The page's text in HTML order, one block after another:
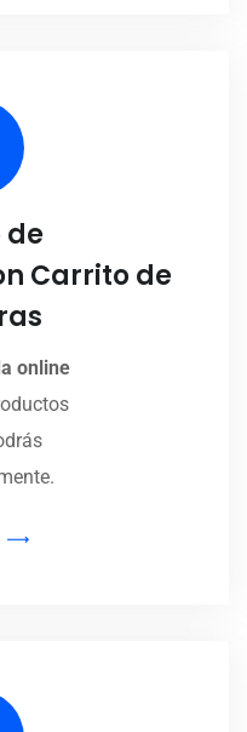
de
Carrito de
online